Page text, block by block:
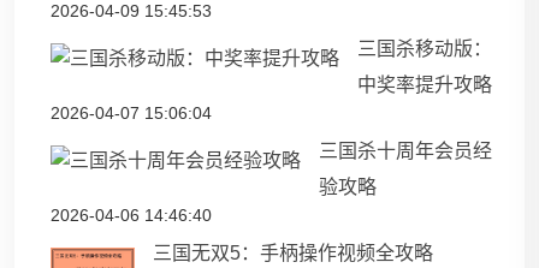
2026-04-09 15:45:53
三国杀移动版：
中奖率提升攻略
2026-04-07 15:06:04
三国杀十周年会员经
验攻略
2026-04-06 14:46:40
三国无双5：手柄操作视频全攻略